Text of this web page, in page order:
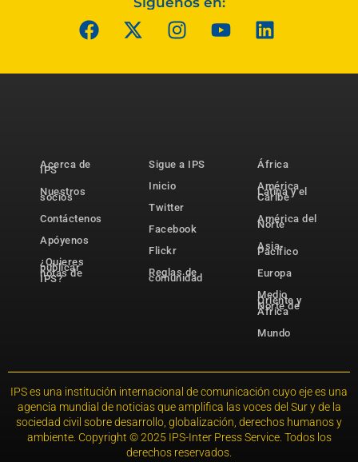
Acerca de
IPS
Nuestros
socios
Contáctenos
Apóyenos
¿Quieres
publicar
notas de
IPS?
Sigue a IPS
Inicio
Twitter
Facebook
Flickr
Reglas de
comunidad
África
América
Latina y el
Caribe
América del
Norte
Asia-
Pacífico
Europa
Medio
Oriente y
Norte de
África
Mundo
IPS es una institución internacional de comunicación cuyo eje es una
agencia mundial de noticias que amplifica las voces del Sur y de la
sociedad civil sobre desarrollo, globalización, derechos humanos y
ambiente. Copyright © 2025 IPS-Inter Press Service. Todos los
derechos reservados.